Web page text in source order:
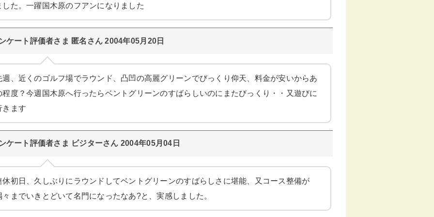
した。一躍国木原のフアンになりました
ケート評価者さま 匿名さん 2004年05月20日
週、近くのゴルフ場でラウンド、凸凹の高麗グリーンでびっくり仰天、料金が安いからあ
程度？今週国木原へ行ったらベントグリーンのすばらしいのにまたびっくり・・又遊びに
きます
ケート評価者さま ビジターさん 2004年05月04日
休初日、久しぶりにラウンドしてベントグリーンのすばらしさに堪能、又コース整備が
々までいきとどいて名門になったなあ?と、実感しました。